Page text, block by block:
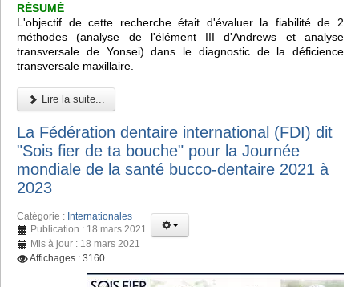
RÉSUMÉ
L'objectif de cette recherche était d'évaluer la fiabilité de 2
méthodes (analyse de l'élément III d'Andrews et analyse
transversale de Yonsei) dans le diagnostic de la déficience
transversale maxillaire.
Lire la suite...
La Fédération dentaire international (FDI) dit
"Sois fier de ta bouche" pour la Journée
mondiale de la santé bucco-dentaire 2021 à
2023
Catégorie : Internationales
Publication : 18 mars 2021
Mis à jour : 18 mars 2021
Affichages : 3160